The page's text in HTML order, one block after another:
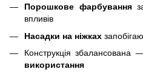
Порошкове фарбування
впливів
Насадки на ніжках
Конструкція збалансована
використання